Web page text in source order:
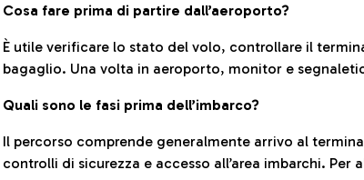
Cosa fare prima di partire dall’aeroporto?
È utile verificare lo stato del volo, controllare il
bagaglio. Una volta in aeroporto, monitor e
Quali sono le fasi prima dell’imbarco?
Il percorso comprende generalmente arrivo al
controlli di sicurezza e accesso all’area imbarchi.